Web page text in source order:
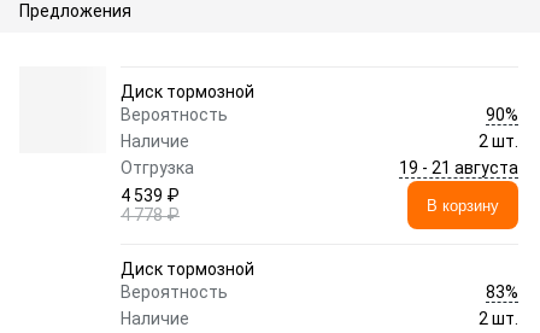
Предложения
Диск тормозной
Вероятность
90%
Наличие
2 шт.
Отгрузка
19 - 21 августа
4 539 ₽
4 778 ₽
В корзину
Диск тормозной
Вероятность
83%
Наличие
2 шт.